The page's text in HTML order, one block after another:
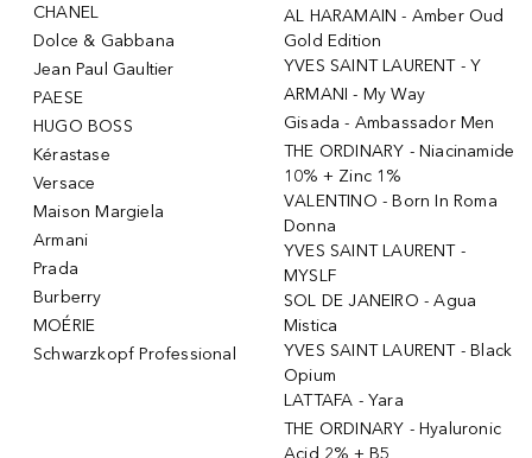
CHANEL
Dolce & Gabbana
Jean Paul Gaultier
PAESE
HUGO BOSS
Kérastase
Versace
Maison Margiela
Armani
Prada
Burberry
MOÉRIE
Schwarzkopf Professional
AL HARAMAIN - Amber Oud
Gold Edition
YVES SAINT LAURENT - Y
ARMANI - My Way
Gisada - Ambassador Men
THE ORDINARY - Niacinamide
10% + Zinc 1%
VALENTINO - Born In Roma
Donna
YVES SAINT LAURENT -
MYSLF
SOL DE JANEIRO - Agua
Mistica
YVES SAINT LAURENT - Black
Opium
LATTAFA - Yara
THE ORDINARY - Hyaluronic